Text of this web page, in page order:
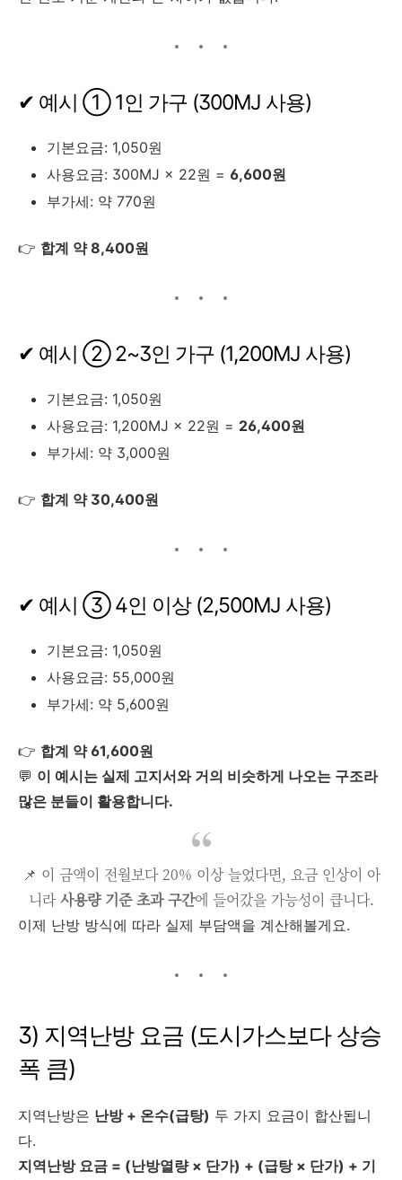
✔ 예시 ① 1인 가구 (300MJ 사용)
기본요금: 1,050원
사용요금: 300MJ × 22원 = 6,600원
부가세: 약 770원
👉 합계 약 8,400원
✔ 예시 ② 2~3인 가구 (1,200MJ 사용)
기본요금: 1,050원
사용요금: 1,200MJ × 22원 = 26,400원
부가세: 약 3,000원
👉 합계 약 30,400원
✔ 예시 ③ 4인 이상 (2,500MJ 사용)
기본요금: 1,050원
사용요금: 55,000원
부가세: 약 5,600원
👉 합계 약 61,600원
💬 이 예시는 실제 고지서와 거의 비슷하게 나오는 구조라
많은 분들이 활용합니다.
📌 이 금액이 전월보다 20% 이상 늘었다면, 요금 인상이 아
니라사용량 기준 초과 구간에 들어갔을 가능성이 큽니다.
이제 난방 방식에 따라 실제 부담액을 계산해볼게요.
3) 지역난방 요금 (도시가스보다 상승
폭 큼)
지역난방은 난방 + 온수(급탕) 두 가지 요금이 합산됩니
다.
지역난방 요금 = (난방열량 × 단가) + (급탕 × 단가) + 기